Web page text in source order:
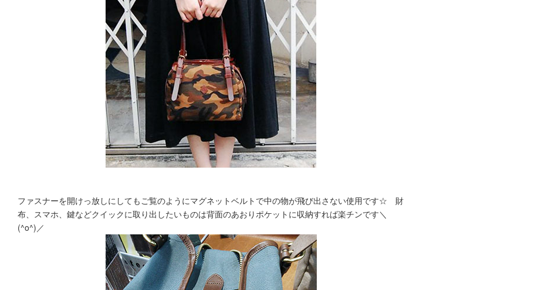
ファスナーを開けっ放しにしてもご覧のようにマグネットベルトで中の物が飛び出さない使用です☆ 財
布、スマホ、鍵などクイックに取り出したいものは背面のあおりポケットに収納すれば楽チンです＼
(^o^)／